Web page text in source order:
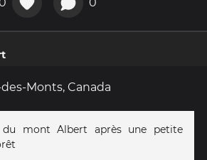
Monts, Canada
mont Albert après une petite